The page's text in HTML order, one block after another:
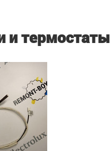
и термостаты